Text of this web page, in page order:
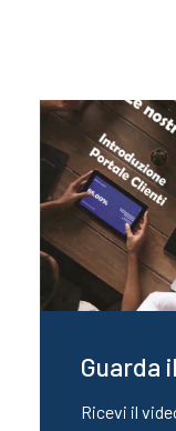
Guarda
Ricevi il